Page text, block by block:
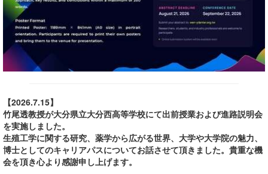
【2026.7.15】
竹尾透教授が大分県立大分西高等学校にて出前授業および進路説明会
を実施しました。
生殖工学に関する研究、薬学から広がる世界、大学や大学院の魅力、
博士としてのキャリアパスについてお話させて頂きました。貴重な機
会を頂き心より感謝申し上げます。